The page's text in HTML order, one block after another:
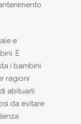
e
È
i bambini
ragioni
abituarli
da evitare